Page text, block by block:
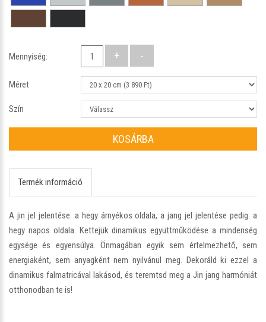
Mennyiség:
Méret
Szín
KOSÁRBA
Termék információ
A jin jel jelentése: a hegy árnyékos oldala, a jang jel jelentése pedig: a
hegy napos oldala. Kettejük dinamikus együttműködése a mindenség
egysége és egyensúlya. Önmagában egyik sem értelmezhető, sem
energiaként, sem anyagként nem nyilvánul meg. Dekoráld ki ezzel a
dinamikus falmatricával lakásod, és teremtsd meg a Jin jang harmóniát
otthonodban te is!